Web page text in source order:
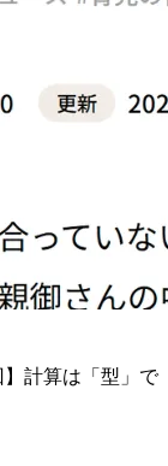
計算は「型」で